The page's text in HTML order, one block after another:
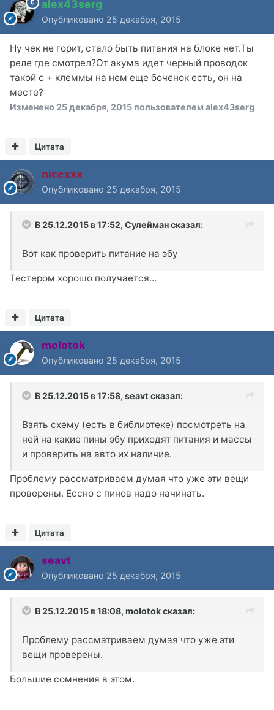
alex43serg
Опубликовано 25 декабря, 2015
Ну чек не горит, стало быть питания на блоке нет.Ты
реле где смотрел?От акума идет черный проводок
такой с + клеммы на нем еще боченок есть, он на
месте?
Изменено 25 декабря, 2015 пользователем alex43serg
Цитата
nicexxx
Опубликовано 25 декабря, 2015
В 25.12.2015 в 17:52, Сулейман сказал:
Вот как проверить питание на эбу
Тестером хорошо получается...
Цитата
molotok
Опубликовано 25 декабря, 2015
В 25.12.2015 в 17:58, seavt сказал:
Взять схему (есть в библиотеке) посмотреть на
ней на какие пины эбу приходят питания и массы
и проверить на авто их наличие.
Проблему рассматриваем думая что уже эти вещи
проверены. Ессно с пинов надо начинать.
Цитата
seavt
Опубликовано 25 декабря, 2015
В 25.12.2015 в 18:08, molotok сказал:
Проблему рассматриваем думая что уже эти
вещи проверены.
Большие сомнения в этом.